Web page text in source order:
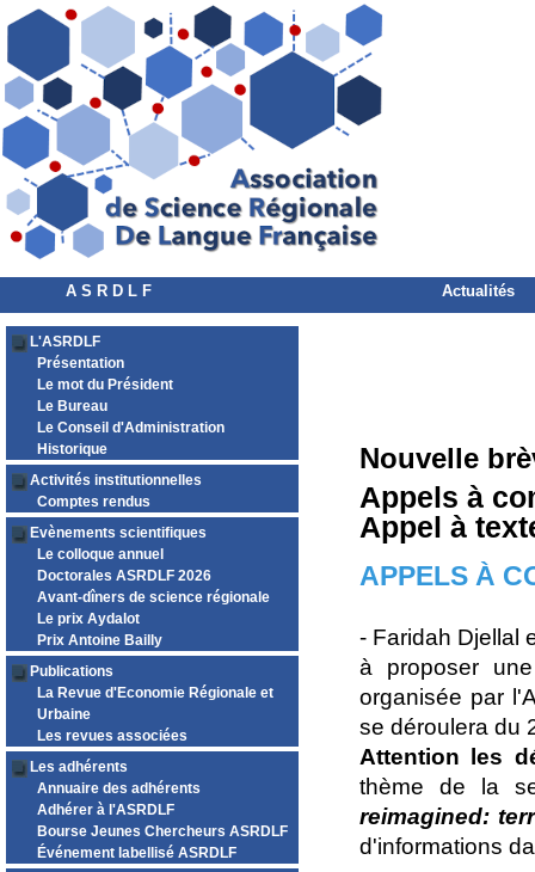
A S R D L F Actualités
L'ASRDLF
Présentation
Le mot du Président
Le Bureau
Le Conseil d'Administration
Historique
Activités institutionnelles
Comptes rendus
Evènements scientifiques
Le colloque annuel
Doctorales ASRDLF 2026
Avant-dîners de science régionale
Le prix Aydalot
Prix Antoine Bailly
Publications
La Revue d'Economie Régionale et
Urbaine
Les revues associées
Les adhérents
Annuaire des adhérents
Adhérer à l'ASRDLF
Bourse Jeunes Chercheurs ASRDLF
Événement labellisé ASRDLF
Nouvelle
Appels à
Appel à
APPELS À
- Faridah Djellal
à proposer
organisée par
se déroulera du
Attention les
thème de la
reimagined:
d'informations